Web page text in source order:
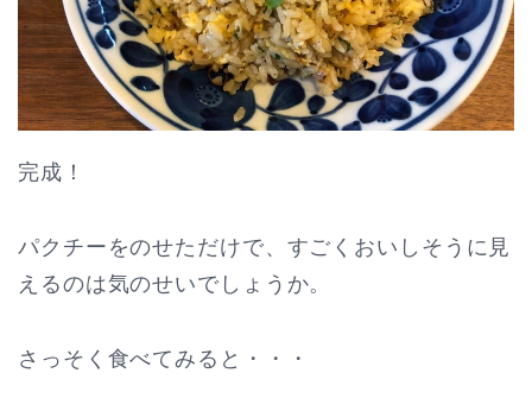
完成！
パクチーをのせただけで、すごくおいしそうに見
えるのは気のせいでしょうか。
さっそく食べてみると・・・